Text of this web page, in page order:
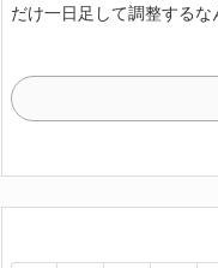
だけ一日足して調整する